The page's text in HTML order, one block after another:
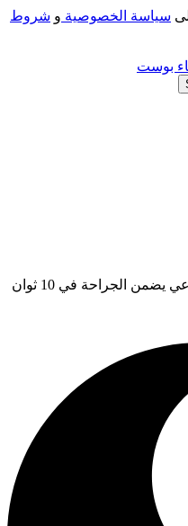
سياسة الخصوصية و شروط
الجراحة في 10 ثوان